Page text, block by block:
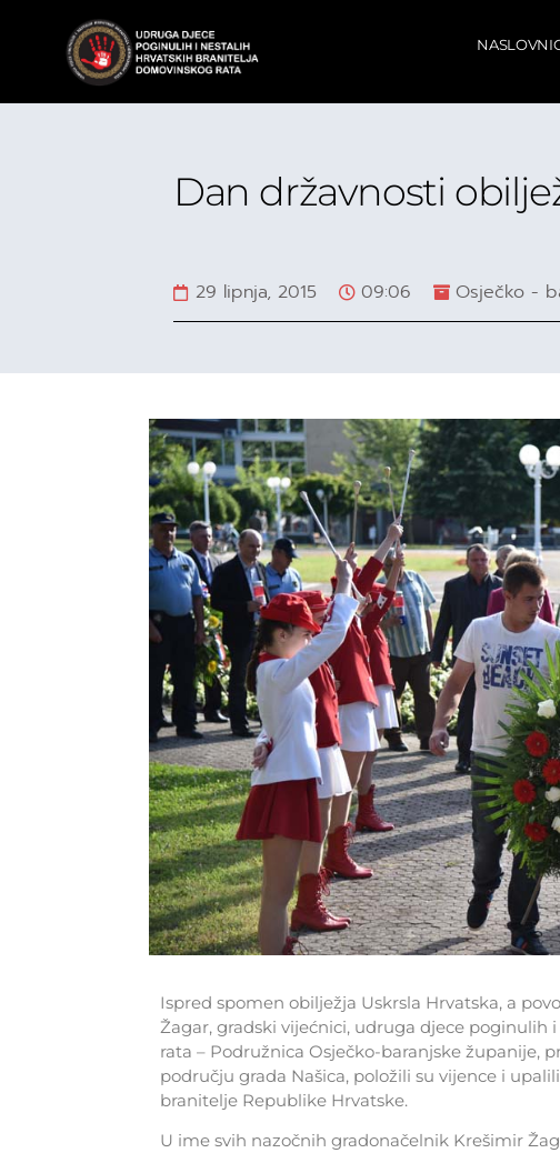
Dan državnosti
29 lipnja, 2015 09:06 Osječko -
Ispred spomen obilježja Uskrsla Hrvatska, a
Žagar, gradski vijećnici, udruga djece
rata – Podružnica Osječko-baranjske županije,
području grada Našica, položili su vijence i
branitelje Republike Hrvatske.
U ime svih nazočnih gradonačelnik Krešimir